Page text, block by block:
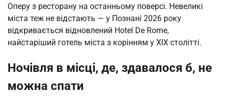
Оперу з ресторану на останньому поверсі. Невеликі
міста теж не відстають — у Познані 2026 року
відкривається відновлений Hotel De Rome,
найстаріший готель міста з корінням у XIX столітті.
Ночівля в місці, де, здавалося б, не
можна спати